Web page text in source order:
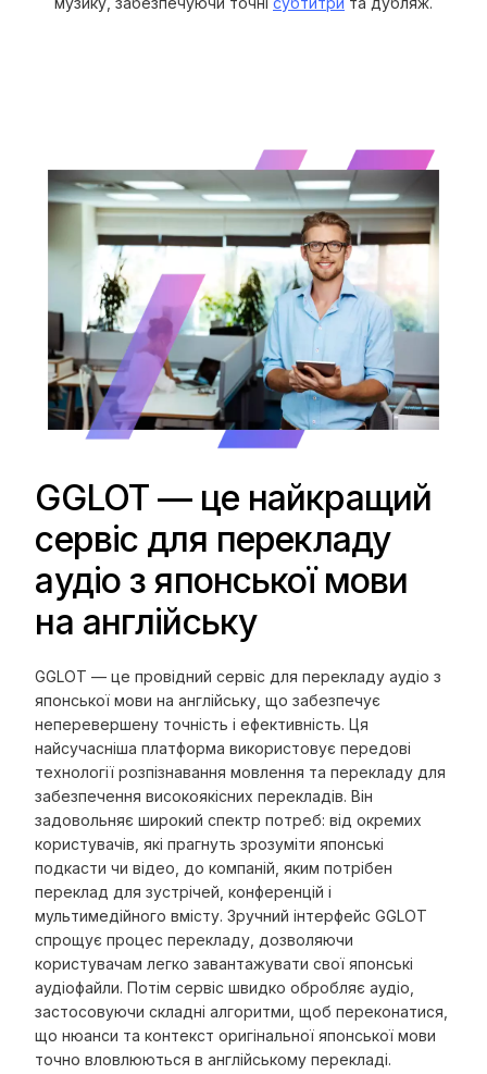
GGLOT — це найкращий
сервіс для перекладу
аудіо з японської мови
на англійську
GGLOT — це провідний сервіс для перекладу аудіо з
японської мови на англійську, що забезпечує
неперевершену точність і ефективність. Ця
найсучасніша платформа використовує передові
технології розпізнавання мовлення та перекладу для
забезпечення високоякісних перекладів. Він
задовольняє широкий спектр потреб: від окремих
користувачів, які прагнуть зрозуміти японські
подкасти чи відео, до компаній, яким потрібен
переклад для зустрічей, конференцій і
мультимедійного вмісту. Зручний інтерфейс GGLOT
спрощує процес перекладу, дозволяючи
користувачам легко завантажувати свої японські
аудіофайли. Потім сервіс швидко обробляє аудіо,
застосовуючи складні алгоритми, щоб переконатися,
що нюанси та контекст оригінальної японської мови
точно вловлюються в англійському перекладі.